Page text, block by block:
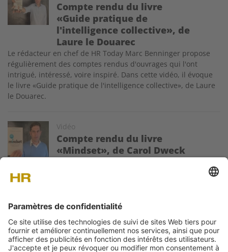
Compte rendu du livre
«Guide pratique de
l'intelligence collective», de
Laure le Douarec
Le rédacteur en chef de HR Today Marc Benninger propose
régulièrement des comptes rendus d'ouvrages qui l'ont
intrigué, intéressé, voire inspiré. Dans cette vidéo, il évoque
le livre «Guide pratique de l'intelligence collective», de Laure
le Douarec.
Vidéo
Compte rendu du livre
«Mindset», de Carol Dweck
Image
Benninger propose régulièrement des comptes rendus
d'ouvrages qui l'ont intrigué, intéressé, voire inspiré. Dans